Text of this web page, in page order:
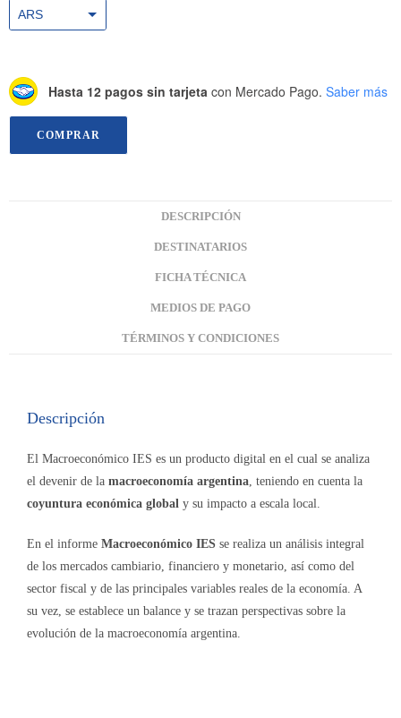
ARS
Hasta 12 pagos sin tarjeta con Mercado Pago. Saber más
COMPRAR
DESCRIPCIÓN
DESTINATARIOS
FICHA TÉCNICA
MEDIOS DE PAGO
TÉRMINOS Y CONDICIONES
Descripción
El Macroeconómico IES es un producto digital en el cual se analiza
el devenir de la macroeconomía argentina, teniendo en cuenta la
coyuntura económica global y su impacto a escala local.
En el informe Macroeconómico IES se realiza un análisis integral
de los mercados cambiario, financiero y monetario, así como del
sector fiscal y de las principales variables reales de la economía. A
su vez, se establece un balance y se trazan perspectivas sobre la
evolución de la macroeconomía argentina.